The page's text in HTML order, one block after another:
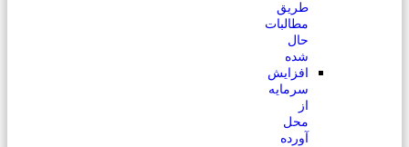
طریق
مطالبات
حال
شده
افزایش
سرمایه
از
محل
آورده